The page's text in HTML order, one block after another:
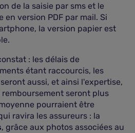
de la saisie par sms et le
en version PDF par mail. Si
la version papier est
: les délais de
étant raccourcis, les
aussi, et ainsi l'expertise,
seront plus
pourraient être
ravira les assureurs : la
, grâce aux photos associées au